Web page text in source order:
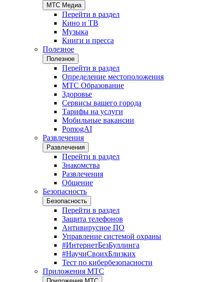
МТС Медиа
Перейти в раздел
Кино и ТВ
Музыка
Книги и пресса
Полезное
Полезное
Перейти в раздел
Определение местоположения
МТС Образование
Здоровье
Сервисы вашего города
Тарифы на услуги
Мобильные вакансии
PomogAI
Развлечения
Развлечения
Перейти в раздел
Знакомства
Развлечения
Общение
Безопасность
Безопасность
Перейти в раздел
Защита телефонов
Антивирусное ПО
Управление системой охраны
#ИнтернетБезБуллинга
#НаучиСвоихБлизких
Тест по кибербезопасности
Приложения МТС